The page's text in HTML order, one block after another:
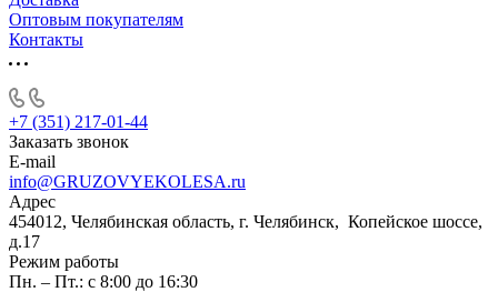
Оптовым покупателям
Контакты
+7 (351) 217-01-44
Заказать звонок
E-mail
info@GRUZOVYEKOLESA.ru
Адрес
454012, Челябинская область, г. Челябинск, Копейское шоссе,
д.17
Режим работы
Пн. – Пт.: с 8:00 до 16:30